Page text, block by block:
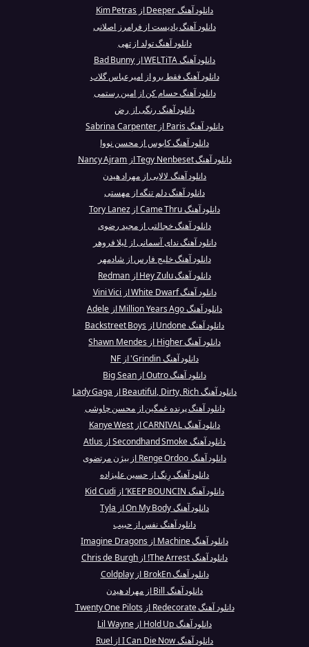
دانلود آهنگ Deeper از Kim Petras
دانلود آهنگ یادیست از فرامرز اصلانی
دانلود آهنگ تولد از تهی
دانلود آهنگ WELTiTA از Bad Bunny
دانلود آهنگ فقط برو از امیرعباس گلاب
دانلود آهنگ حسام کن از امین رستمی
دانلود آهنگ رنگی از رض
دانلود آهنگ Paris از Sabrina Carpenter
دانلود آهنگ کابوس از محسن نووا
دانلود آهنگ Tegy Nenbeset از Nancy Ajram
دانلود آهنگ لالایی از مهراد هیدن
دانلود آهنگ دلم تنگه از مهستی
دانلود آهنگ Came Thru از Tory Lanez
دانلود آهنگ خجالتی از مجید رضوی
دانلود آهنگ ندای آسمانی از لیلا فروهر
دانلود آهنگ خلیج فارس از شادمهر
دانلود آهنگ Hey Zulu از Redman
دانلود آهنگ White Dwarf از Vini Vici
دانلود آهنگ Million Years Ago از Adele
دانلود آهنگ Undone از Backstreet Boys
دانلود آهنگ Higher از Shawn Mendes
دانلود آهنگ Grindin' از NF
دانلود آهنگ Outro از Big Sean
دانلود آهنگ Beautiful, Dirty, Rich از Lady Gaga
دانلود آهنگ پرنده غمگین از محسن چاوشی
دانلود آهنگ CARNIVAL از Kanye West
دانلود آهنگ Secondhand Smoke از Atlus
دانلود آهنگ Renge Ordoo از بیژن مرتضوی
دانلود آهنگ رِنگ از حسین علیزاده
دانلود آهنگ KEEP BOUNCIN’ از Kid Cudi
دانلود آهنگ On My Body از Tyla
دانلود آهنگ نفس از حبیب
دانلود آهنگ Machine از Imagine Dragons
دانلود آهنگ The Arrest! از Chris de Burgh
دانلود آهنگ BrokEn از Coldplay
دانلود آهنگ Bill از مهراد هیدن
دانلود آهنگ Redecorate از Twenty One Pilots
دانلود آهنگ Hold Up از Lil Wayne
دانلود آهنگ I Can Die Now از Ruel